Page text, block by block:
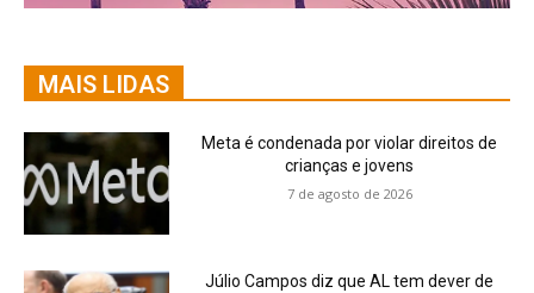
MAIS LIDAS
Meta é condenada por violar direitos de
crianças e jovens
7 de agosto de 2026
Júlio Campos diz que AL tem dever de